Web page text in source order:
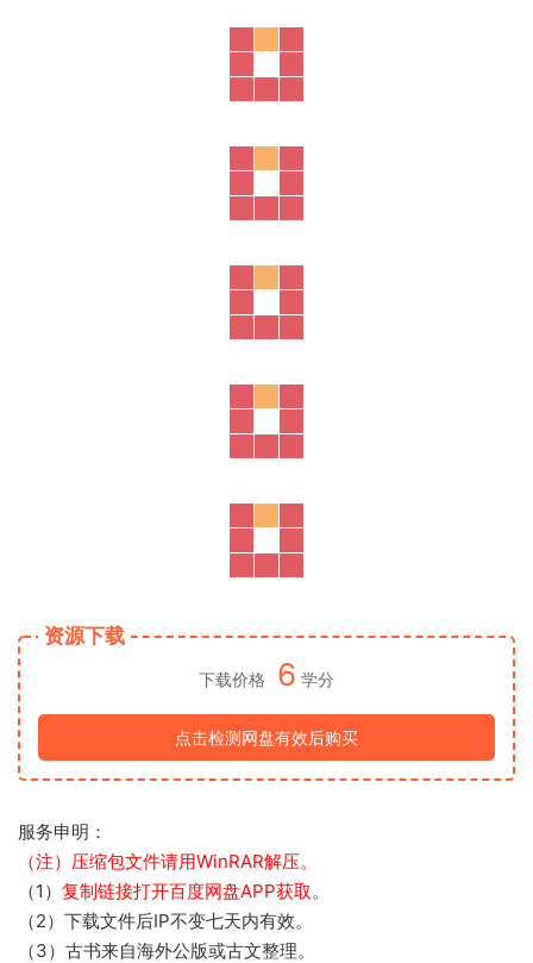
资源下载
下载价格 6 学分
点击检测网盘有效后购买
服务申明：
（注）压缩包文件请用WinRAR解压。
（1） 复制链接打开百度网盘APP获取。
（2）下载文件后IP不变七天内有效。
（3）古书来自海外公版或古文整理。